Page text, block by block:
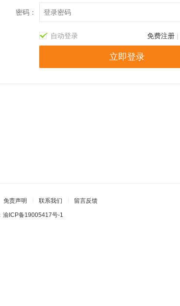
密码：
免费注册 |
自动登录
立即登录
免责声明 联系我们 留言反馈
渝ICP备19005417号-1